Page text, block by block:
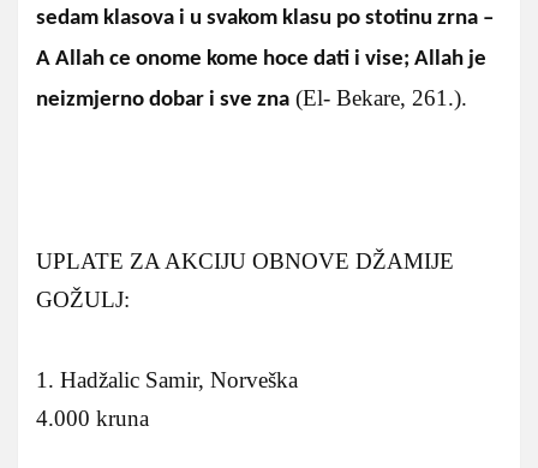
sedam klasova i u svakom klasu po stotinu zrna –
A Allah ce onome kome hoce dati i vise; Allah je
neizmjerno dobar i sve zna (El- Bekare, 261.).
UPLATE ZA AKCIJU OBNOVE DŽAMIJE
GOŽULJ:
1. Hadžalic Samir, Norveška
4.000 kruna